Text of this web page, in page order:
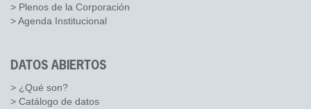
> Plenos de la Corporación
> Agenda Institucional
DATOS ABIERTOS
> ¿Qué son?
> Catálogo de datos